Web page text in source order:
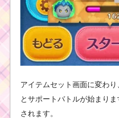
アイテムセット画面に変わ
とサポートバトルが始まり
されます。